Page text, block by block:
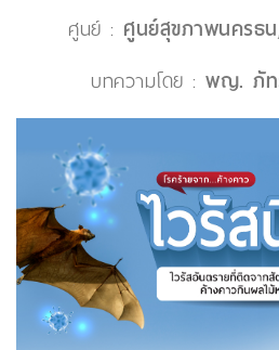
ศูนย์ : ศูนย์สุขภาพนครธน,
บทความโดย :พญ. ภัท